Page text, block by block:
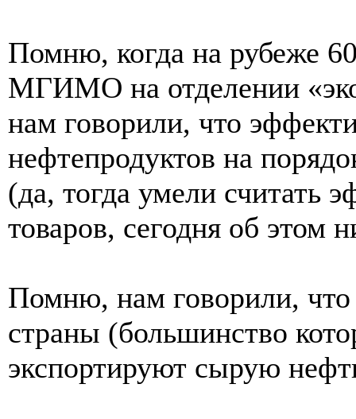
Помню, когда на рубеже
МГИМО на отделении
нам говорили, что
нефтепродуктов на
(да, тогда умели считать
товаров, сегодня об этом
Помню, нам говорили,
страны (большинство
экспортируют сырую